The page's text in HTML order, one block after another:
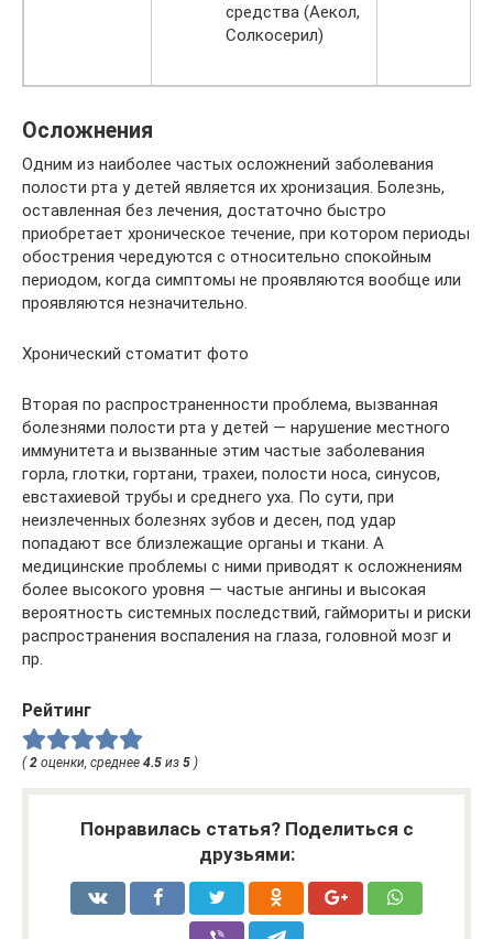
средства (Аекол,
Солкосерил)
Осложнения
Одним из наиболее частых осложнений заболевания
полости рта у детей является их хронизация. Болезнь,
оставленная без лечения, достаточно быстро
приобретает хроническое течение, при котором периоды
обострения чередуются с относительно спокойным
периодом, когда симптомы не проявляются вообще или
проявляются незначительно.
Хронический стоматит фото
Вторая по распространенности проблема, вызванная
болезнями полости рта у детей — нарушение местного
иммунитета и вызванные этим частые заболевания
горла, глотки, гортани, трахеи, полости носа, синусов,
евстахиевой трубы и среднего уха. По сути, при
неизлеченных болезнях зубов и десен, под удар
попадают все близлежащие органы и ткани. А
медицинские проблемы с ними приводят к осложнениям
более высокого уровня — частые ангины и высокая
вероятность системных последствий, гаймориты и риски
распространения воспаления на глаза, головной мозг и
пр.
Рейтинг
(2 оценки, среднее 4.5 из 5 )
Понравилась статья? Поделиться с
друзьями: